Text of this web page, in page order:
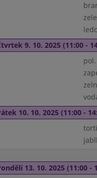
9. 10. 2025 (11:00 -
10. 10. 2025 (11:00 -
13. 10. 2025 (11:00 -